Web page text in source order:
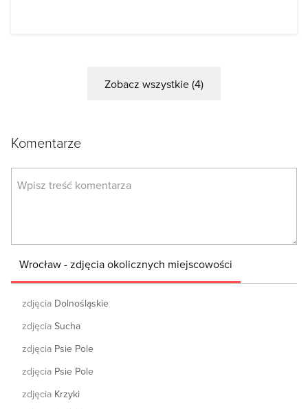
Zobacz wszystkie (4)
Komentarze
Wrocław - zdjęcia okolicznych miejscowości
zdjęcia Dolnośląskie
zdjęcia Sucha
zdjęcia Psie Pole
zdjęcia Psie Pole
zdjęcia Krzyki